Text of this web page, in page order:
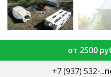
от 2500
+7 (937) 532-...